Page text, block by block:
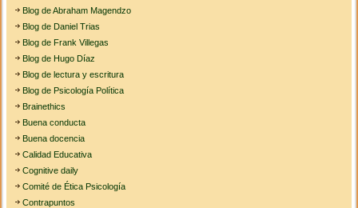
Blog de Abraham Magendzo
Blog de Daniel Trias
Blog de Frank Villegas
Blog de Hugo Díaz
Blog de lectura y escritura
Blog de Psicología Política
Brainethics
Buena conducta
Buena docencia
Calidad Educativa
Cognitive daily
Comité de Ética Psicología
Contrapuntos